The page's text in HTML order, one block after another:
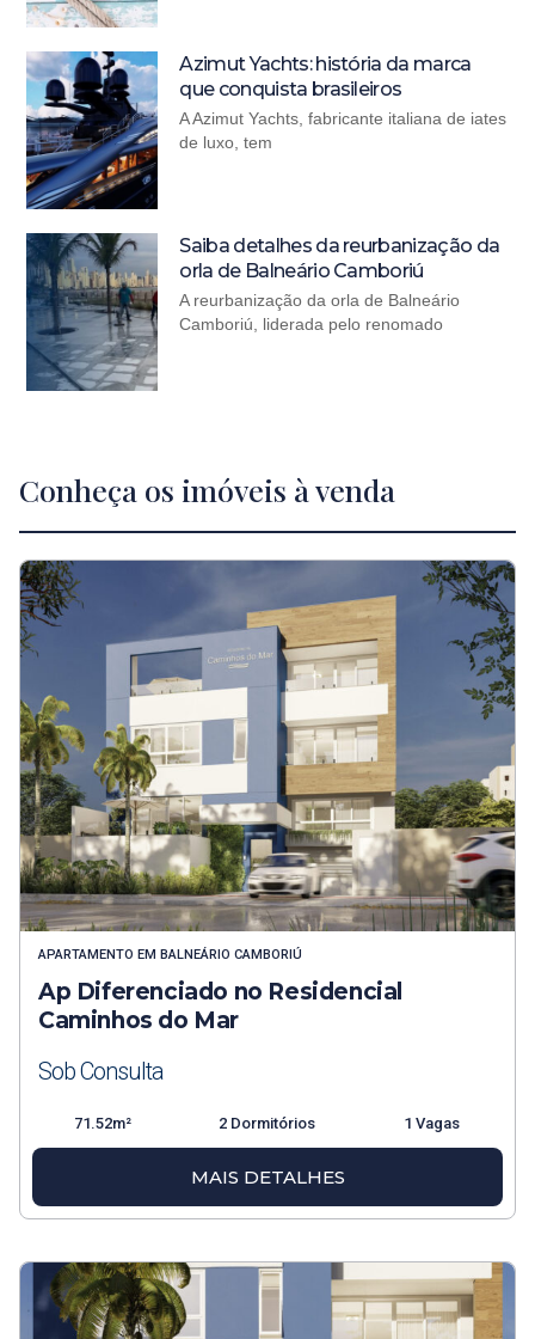
Azimut Yachts: história da marca
que conquista brasileiros
A Azimut Yachts, fabricante italiana de iates
de luxo, tem
Saiba detalhes da reurbanização da
orla de Balneário Camboriú
A reurbanização da orla de Balneário
Camboriú, liderada pelo renomado
Conheça os imóveis à venda
APARTAMENTO EM BALNEÁRIO CAMBORIÚ
Ap Diferenciado no Residencial
Caminhos do Mar
Sob Consulta
71.52m² 2 Dormitórios 1 Vagas
MAIS DETALHES